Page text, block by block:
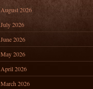
August 2026
July 2026
June 2026
May 2026
April 2026
March 2026